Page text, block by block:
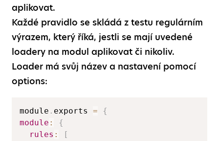
aplikovat.
Každé pravidlo se skládá z testu regulárním
výrazem, který říká, jestli se mají uvedené
loadery na modul aplikovat či nikoliv.
Loader má svůj název a nastavení pomocí
options:
module . exports =
{
module :
{
rules :
[